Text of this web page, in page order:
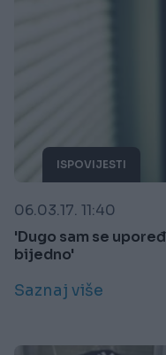
ISPOVIJESTI
06.03.17. 11:40
'Dugo sam se
bijedno'
Saznaj više